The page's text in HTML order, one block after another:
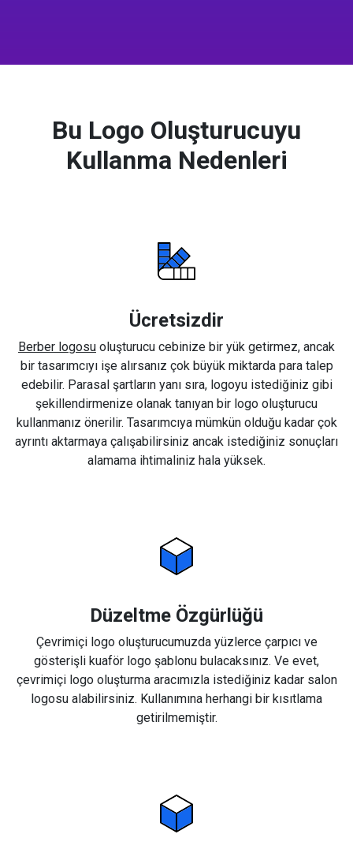
Bu Logo Oluşturucuyu
Kullanma Nedenleri
Ücretsizdir
Berber logosu oluşturucu cebinize bir yük getirmez, ancak
bir tasarımcıyı işe alırsanız çok büyük miktarda para talep
edebilir. Parasal şartların yanı sıra, logoyu istediğiniz gibi
şekillendirmenize olanak tanıyan bir logo oluşturucu
kullanmanız önerilir. Tasarımcıya mümkün olduğu kadar çok
ayrıntı aktarmaya çalışabilirsiniz ancak istediğiniz sonuçları
alamama ihtimaliniz hala yüksek.
Düzeltme Özgürlüğü
Çevrimiçi logo oluşturucumuzda yüzlerce çarpıcı ve
gösterişli kuaför logo şablonu bulacaksınız. Ve evet,
çevrimiçi logo oluşturma aracımızla istediğiniz kadar salon
logosu alabilirsiniz. Kullanımına herhangi bir kısıtlama
getirilmemiştir.